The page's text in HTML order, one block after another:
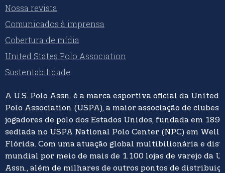
Nossa revista
Comunicados à imprensa
Cobertura de mídia
United States Polo Association
Sustentabilidade
A U.S. Polo Assn. é a marca esportiva oficial da United
Polo Association (USPA), a maior associação de clubes e
jogadores de polo dos Estados Unidos, fundada em
sediada no USPA National Polo Center (NPC) em
Flórida. Com uma atuação global multibilionária e
mundial por meio de mais de 1.100 lojas de varejo da
Assn., além de milhares de outros pontos de